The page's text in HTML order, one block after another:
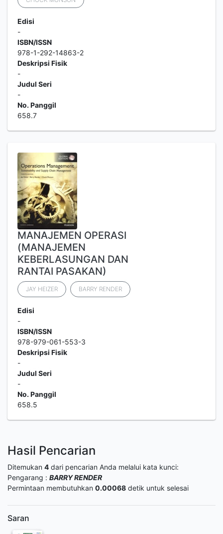
Edisi
-
ISBN/ISSN
978-1-292-14863-2
Deskripsi Fisik
-
Judul Seri
-
No. Panggil
658.7
MANAJEMEN OPERASI
(MANAJEMEN
KEBERLASUNGAN DAN
RANTAI PASAKAN)
JAY HEIZER BARRY RENDER
Edisi
-
ISBN/ISSN
978-979-061-553-3
Deskripsi Fisik
-
Judul Seri
-
No. Panggil
658.5
Hasil Pencarian
Ditemukan 4 dari pencarian Anda melalui kata kunci:
Pengarang : BARRY RENDER
Permintaan membutuhkan 0.00068 detik untuk selesai
Saran